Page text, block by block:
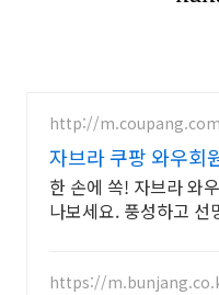
http://m.coupang.com
자브라 쿠팡 와우회
한 손에 쏙! 자브라 와
나보세요. 풍성하고 선
https://